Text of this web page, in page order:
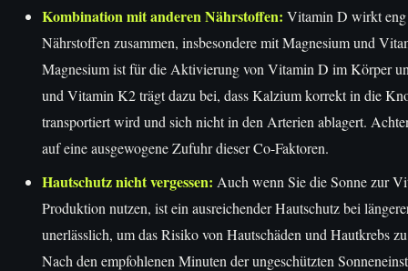
Kombination mit anderen Nährstoffen: Vitamin D wirkt eng
Nährstoffen zusammen, insbesondere mit Magnesium und
Magnesium ist für die Aktivierung von Vitamin D im Körper
und Vitamin K2 trägt dazu bei, dass Kalzium korrekt in die
transportiert wird und sich nicht in den Arterien ablagert.
auf eine ausgewogene Zufuhr dieser Co-Faktoren.
Hautschutz nicht vergessen: Auch wenn Sie die Sonne zur
Produktion nutzen, ist ein ausreichender Hautschutz bei
unerlässlich, um das Risiko von Hautschäden und Hautkrebs
Nach den empfohlenen Minuten der ungeschützten